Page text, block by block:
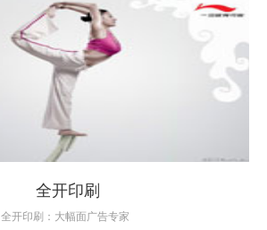
全开印刷
全开印刷：大幅面广告专家